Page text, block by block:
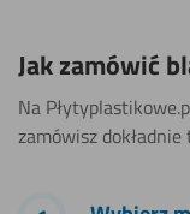
Jak zamówić
Na
zamówisz